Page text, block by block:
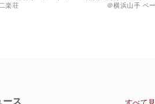
楽荘
＠横浜山手 ベ
ース